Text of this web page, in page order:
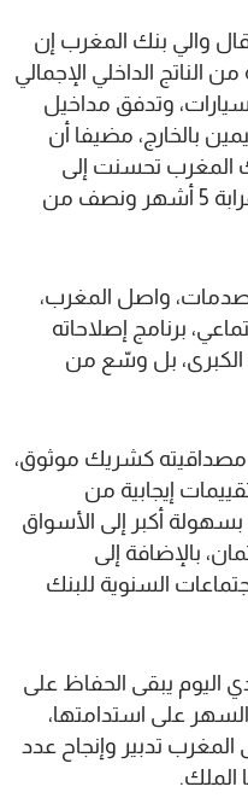
والي بنك المغرب إن
تراجع إلى 0,6 بالمائة من الناتج الداخلي الإجمالي
وتدفق مداخيل
بالخارج، مضيفا أن
المغرب تحسنت إلى
359,4 مليار درهم، أي ما يعادل قرابة 5 أشهر ونصف من
واصل المغرب،
برنامج إصلاحاته
الكبرى، بل وسّع من
مصداقيته كشريك موثوق،
إيجابية من
أكبر إلى الأسواق
بالإضافة إلى
السنوية للبنك
اليوم يبقى الحفاظ على
على استدامتها،
تدبير وإنجاح عدد
الملك.